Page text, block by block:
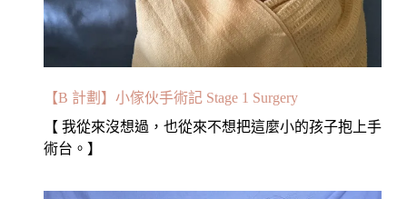
【B 計劃】小傢伙手術記 Stage 1 Surgery
【 我從來沒想過，也從來不想把這麼小的孩子抱上手
術台。】